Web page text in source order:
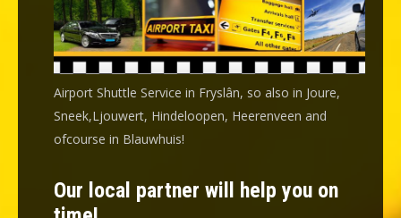
Airport Shuttle Service in Fryslân, so also in Joure,
Sneek,Ljouwert, Hindeloopen, Heerenveen and
ofcourse in Blauwhuis!
Our local partner will help you on